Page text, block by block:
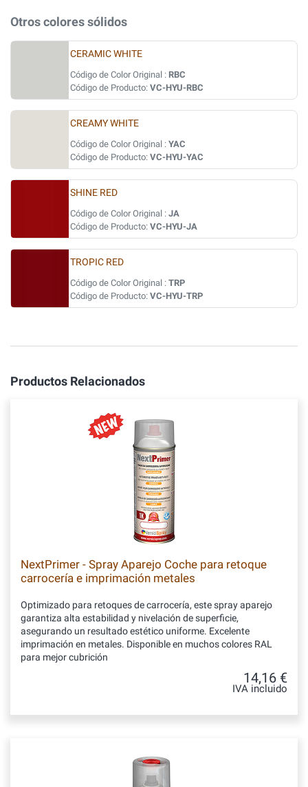
Otros colores sólidos
CERAMIC WHITE
Código de Color Original : RBC
Código de Producto: VC-HYU-RBC
CREAMY WHITE
Código de Color Original : YAC
Código de Producto: VC-HYU-YAC
SHINE RED
Código de Color Original : JA
Código de Producto: VC-HYU-JA
TROPIC RED
Código de Color Original : TRP
Código de Producto: VC-HYU-TRP
Productos Relacionados
NextPrimer - Spray Aparejo Coche para retoque
carrocería e imprimación metales
Optimizado para retoques de carrocería, este spray aparejo
garantiza alta estabilidad y nivelación de superficie,
asegurando un resultado estético uniforme. Excelente
imprimación en metales. Disponible en muchos colores RAL
para mejor cubrición
14,16 €
IVA incluido